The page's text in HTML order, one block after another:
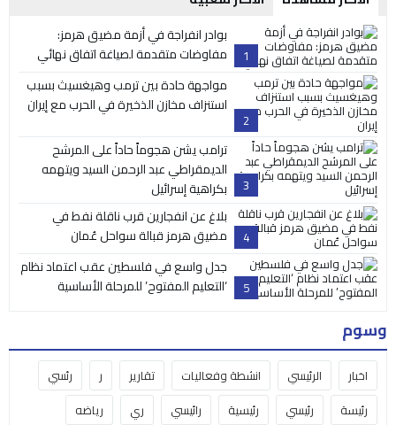
1
بوادر انفراجة في أزمة مضيق هرمز:
مفاوضات متقدمة لصياغة اتفاق نهائي
2
مواجهة حادة بين ترمب وهيغسيث بسبب
استنزاف مخازن الذخيرة في الحرب مع إيران
3
ترامب يشن هجوماً حاداً على المرشح
الديمقراطي عبد الرحمن السيد ويتهمه
بكراهية إسرائيل
4
بلاغ عن انفجارين قرب ناقلة نفط في
مضيق هرمز قبالة سواحل عُمان
5
جدل واسع في فلسطين عقب اعتماد نظام
‘التعليم المفتوح’ للمرحلة الأساسية
وسوم
اخبار الرئيسي انشطة وفعاليات تقارير ر
رئسي
رئيسة
رئيسي رئيسية رائيسي ري رياضه